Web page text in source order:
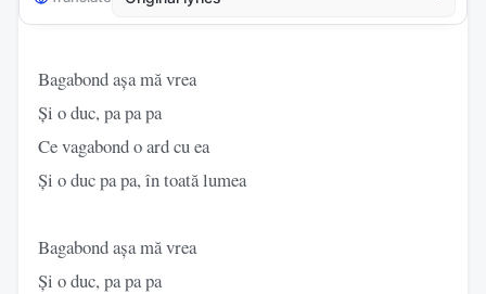
Bagabond așa mă vrea
Și o duc, pa pa pa
Ce vagabond o ard cu ea
Și o duc pa pa, în toată lumea
Bagabond așa mă vrea
Și o duc, pa pa pa